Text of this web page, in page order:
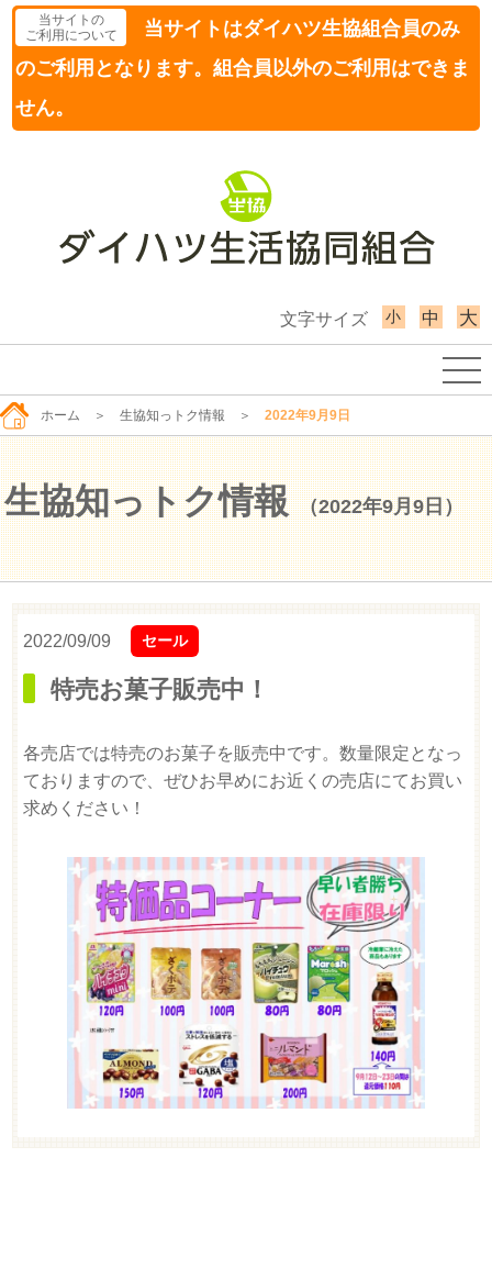
当サイトの
ご利用について
当サイトはダイハツ生協組合員のみ
のご利用となります。組合員以外のご利用はできま
せん。
文字サイズ 小 中 大
ホーム ＞ 生協知っトク情報 ＞ 2022年9月9日
生協知っトク情報 （2022年9月9日）
2022/09/09 セール
特売お菓子販売中！
各売店では特売のお菓子を販売中です。数量限定となっ
ておりますので、ぜひお早めにお近くの売店にてお買い
求めください！